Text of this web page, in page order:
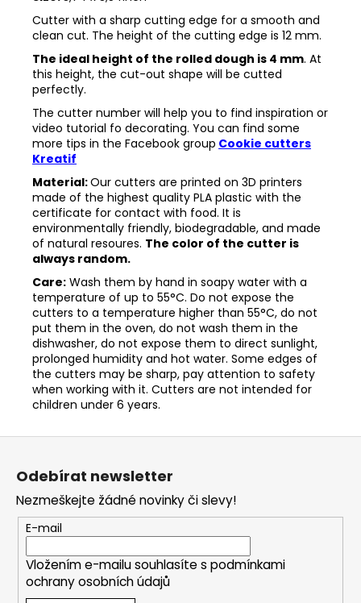
Cutter with a sharp cutting edge for a smooth and
clean cut. The height of the cutting edge is 12 mm.
The ideal height of the rolled dough is 4 mm. At
this height, the cut-out shape will be cutted
perfectly.
The cutter number will help you to find inspiration or
video tutorial fo decorating. You can find some
more tips in the Facebook group Cookie cutters
Kreatif
Material:Our cutters are printed on 3D printers
made of the highest quality PLA plastic with the
certificate for contact with food. It is
environmentally friendly, biodegradable, and made
of natural resoures. The color of the cutter is
always random.
Care: Wash them by hand in soapy water with a
temperature of up to 55°C. Do not expose the
cutters to a temperature higher than 55°C, do not
put them in the oven, do not wash them in the
dishwasher, do not expose them to direct sunlight,
prolonged humidity and hot water. Some edges of
the cutters may be sharp, pay attention to safety
when working with it. Cutters are not intended for
children under 6 years.
Z
Odebírat newsletter
Nezmeškejte žádné novinky či slevy!
E-mail
Vložením e-mailu souhlasíte s podmínkami
ochrany osobních údajů